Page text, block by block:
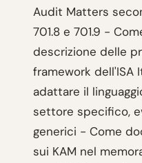
Audit Matters
701.8 e 701.9 -
descrizione delle
framework dell'ISA
adattare il
settore specifico,
generici - Come
sui KAM nel